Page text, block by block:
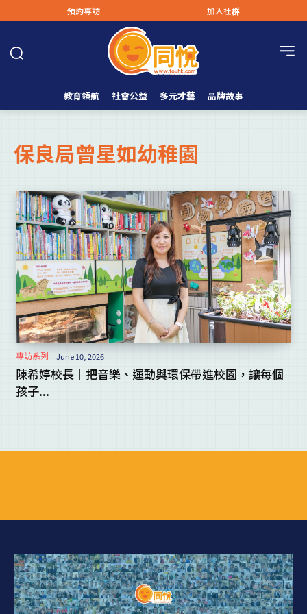
預約專訪 加入社群
教育領航 社會公益 多元才藝 品牌故事
保良局曾星如幼稚園
專訪系列 June 10, 2026
陳希婷校長｜把音樂、運動與環保帶進校園，讓每個
孩子...